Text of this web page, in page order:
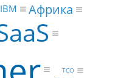
Африка
IBM
TCO